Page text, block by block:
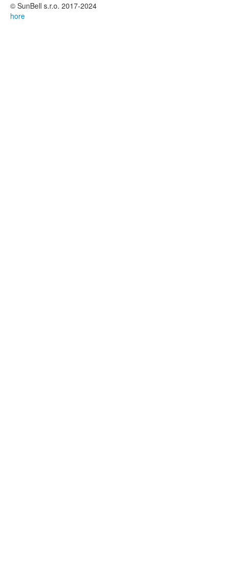
© SunBell s.r.o. 2017-2024
hore